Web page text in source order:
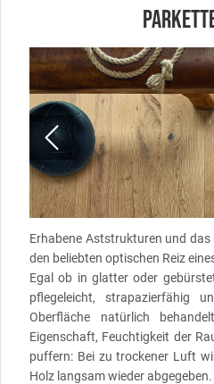
Erhabene Aststrukturen und das
den beliebten optischen Reiz
Egal ob in glatter oder
pflegeleicht, strapazierfähig
Oberfläche natürlich
Eigenschaft, Feuchtigkeit der
puffern: Bei zu trockener Luft
Holz langsam wieder abgegeben.